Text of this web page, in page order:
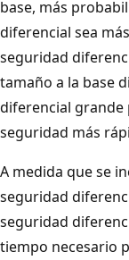
base, más
diferencial sea
seguridad
tamaño a la base
diferencial grande
seguridad más
A medida que se
seguridad
seguridad
tiempo necesario